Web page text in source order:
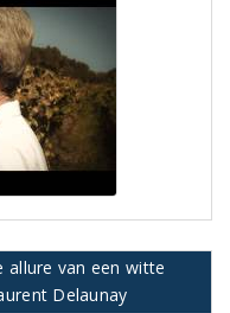
allure van een witte
Delaunay